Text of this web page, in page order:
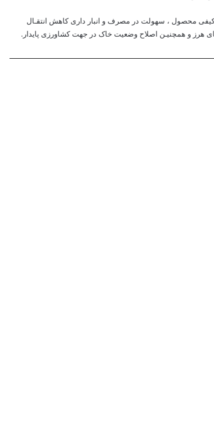
محصول ، سهولت در مصرف و انبار داری کاهش انتقـال
هرز و همچنیـن اصلاح وضعیت خاک در جهت کشاورزی پایدار.